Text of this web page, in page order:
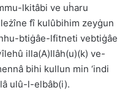
lkitâbi ve uḣaru
fî kulûbihim zeyġun
btiġâe-lfitneti vebtiġâe
illa(A)llâh(u)(k) ve-
bihi kullun min ‘indi
ulû-l-elbâb(i).